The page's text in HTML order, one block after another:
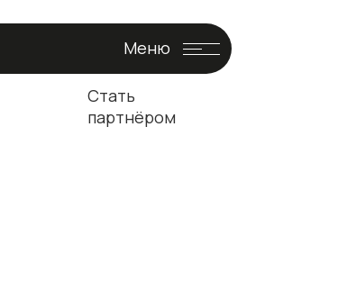
Меню
Стать
партнёром